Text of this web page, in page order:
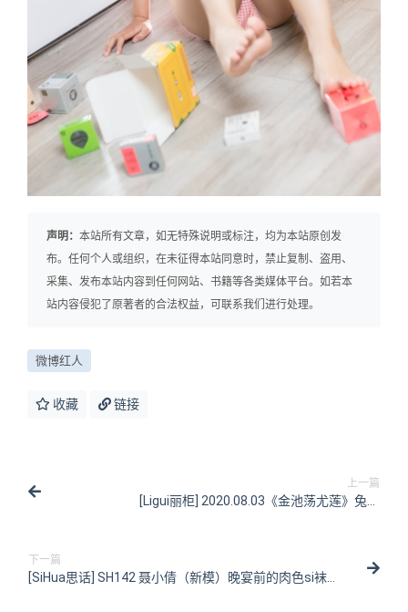
声明： 本站所有文章，如无特殊说明或标注，均为本站原创发
布。任何个人或组织，在未征得本站同意时，禁止复制、盗用、
采集、发布本站内容到任何网站、书籍等各类媒体平台。如若本
站内容侵犯了原著者的合法权益，可联系我们进行处理。
微博红人
收藏 链接
上一篇
[Ligui丽柜] 2020.08.03《金池荡尤莲》兔子
下一篇
[SiHua思话] SH142 聂小倩（新模）晚宴前的肉色si袜